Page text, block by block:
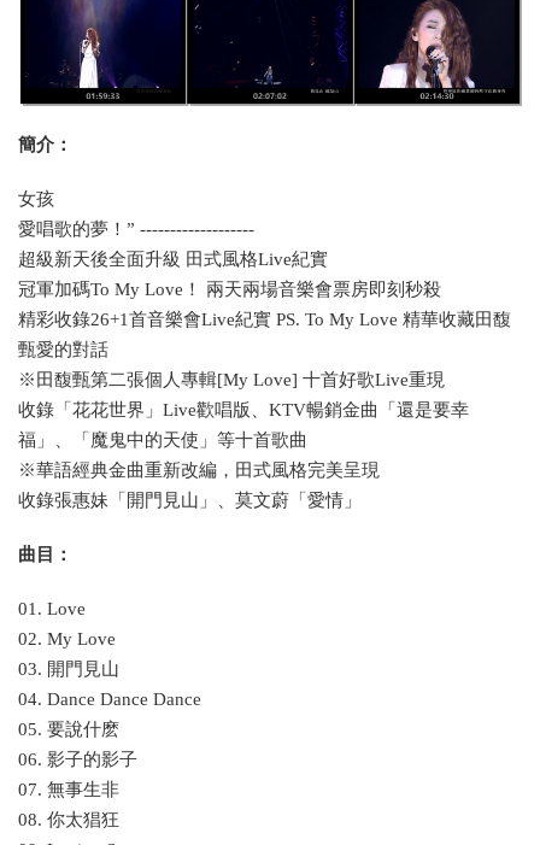
簡介：
女孩
愛唱歌的夢！” -------------------
超級新天後全面升級 田式風格Live紀實
冠軍加碼To My Love！ 兩天兩場音樂會票房即刻秒殺
精彩收錄26+1首音樂會Live紀實 PS. To My Love 精華收藏田馥
甄愛的對話
※田馥甄第二張個人專輯[My Love] 十首好歌Live重現
收錄「花花世界」Live歡唱版、KTV暢銷金曲「還是要幸
福」、「魔鬼中的天使」等十首歌曲
※華語經典金曲重新改編，田式風格完美呈現
收錄張惠妹「開門見山」、莫文蔚「愛情」
曲目：
01. Love
02. My Love
03. 開門見山
04. Dance Dance Dance
05. 要說什麽
06. 影子的影子
07. 無事生非
08. 你太猖狂